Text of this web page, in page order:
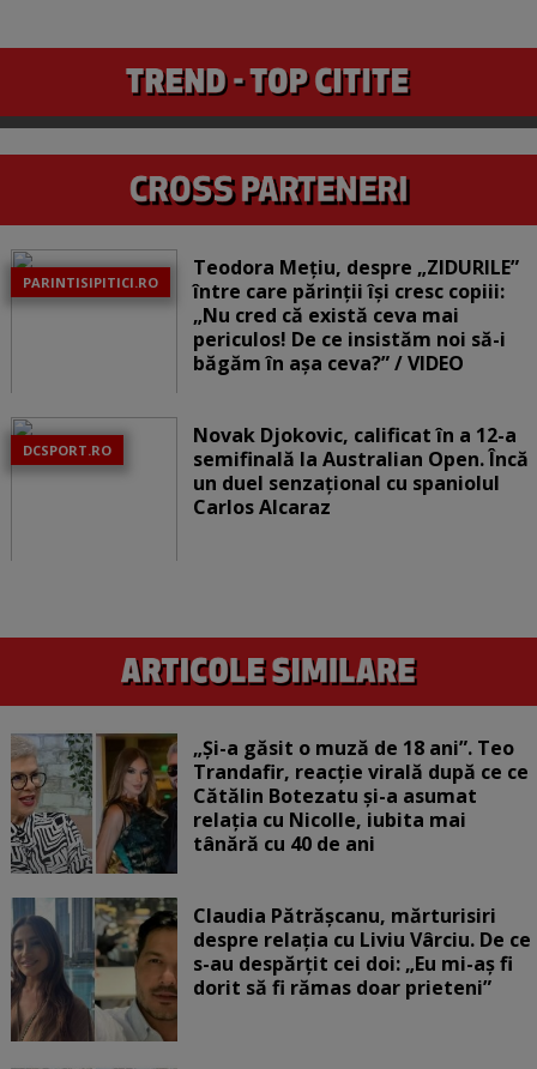
PARINTISIPITICI.RO
Teodora Mețiu, despre „ZIDURILE”
între care părinții își cresc copiii:
„Nu cred că există ceva mai
periculos! De ce insistăm noi să-i
băgăm în așa ceva?” / VIDEO
DCSPORT.RO
Novak Djokovic, calificat în a 12-a
semifinală la Australian Open. Încă
un duel senzațional cu spaniolul
Carlos Alcaraz
„Și-a găsit o muză de 18 ani”. Teo
Trandafir, reacție virală după ce ce
Cătălin Botezatu și-a asumat
relația cu Nicolle, iubita mai
tânără cu 40 de ani
Claudia Pătrășcanu, mărturisiri
despre relația cu Liviu Vârciu. De ce
s-au despărțit cei doi: „Eu mi-aș fi
dorit să fi rămas doar prieteni”